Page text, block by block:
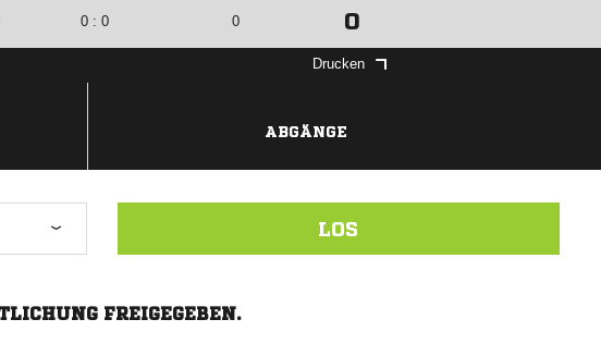
0 : 0 0 0
Drucken
ABGÄNGE
LOS
FREIGEGEBEN.